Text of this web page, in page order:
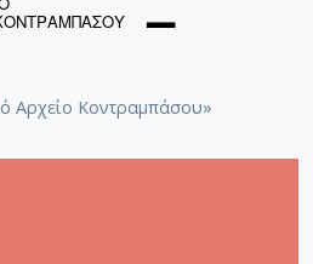
Αρχείο Κοντραμπάσου»